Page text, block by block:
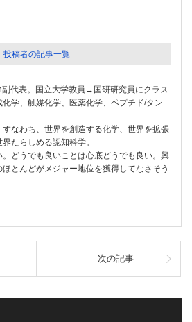
投稿者の記事一覧
代表。国立大学教員→国研研究員にクラス
学、触媒化学、医薬化学、ペプチド/タン
なわち、世界を創造する化学、世界を拡張
たらしめる認知科学。
どうでも良いことは心底どうでも良い。興
とんどがメジャー地位を獲得してなさそう
次の記事